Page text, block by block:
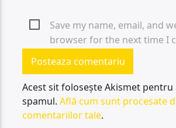
Save my name, email, and
browser for the next time I
Acest sit folosește Akismet pentru
spamul.Află cum sunt procesate
comentariilor tale.